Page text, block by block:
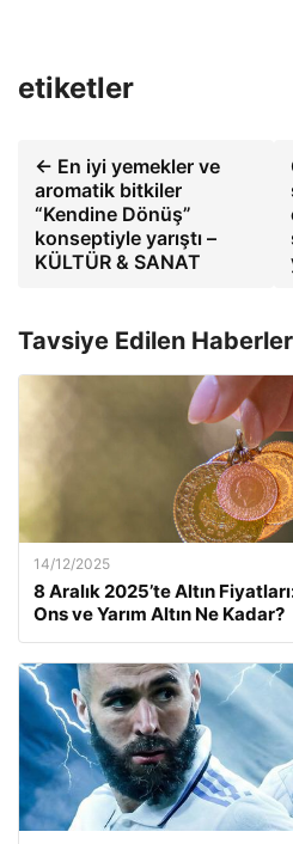
etiketler
← En iyi yemekler ve
aromatik bitkiler
“Kendine Dönüş”
konseptiyle yarıştı –
KÜLTÜR & SANAT
Tavsiye Edilen Haberler
14/12/2025
8 Aralık 2025’te Altın
Ons ve Yarım Altın Ne Kadar?